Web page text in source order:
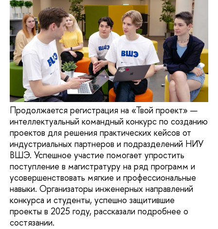
Продолжается регистрация на «Твой проект» —
интеллектуальный командный конкурс по созданию
проектов для решения практических кейсов от
индустриальных партнеров и подразделений НИУ
ВШЭ. Успешное участие помогает упростить
поступление в магистратуру на ряд программ и
усовершенствовать мягкие и профессиональные
навыки. Организаторы инженерных направлений
конкурса и студенты, успешно защитившие
проекты в 2025 году, рассказали подробнее о
состязании.